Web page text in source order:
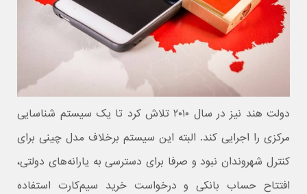
دولت هند نیز در سال ۲۰۱۰ تلاش کرد تا یک سیستم شناسایی
مرکزی را اجرایی کند. البته این سیستم برخلاف مدل چینی برای
کنترل شهروندان نبود و صرفا برای دسترسی به یارانه‌های دولتی،
افتتاح حساب بانکی و درخواست خرید سیم‌کارت استفاده